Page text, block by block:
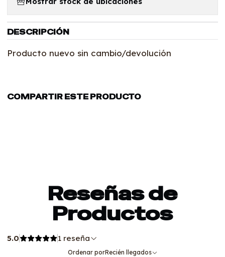
DESCRIPCIÓN
Producto nuevo sin cambio/devolución
COMPARTIR ESTE PRODUCTO
Reseñas de
Productos
5.0 1 reseña
Ordenar porRecién llegados